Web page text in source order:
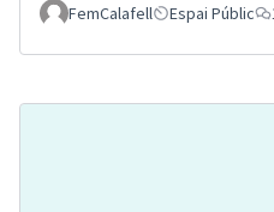
FemCalafell Espai Públic